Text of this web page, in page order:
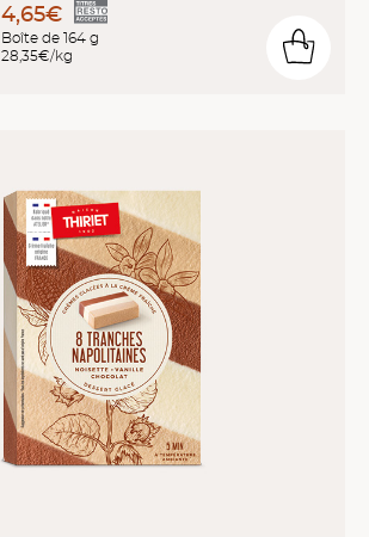
4,65€
Boîte de 164 g
28,35€/kg